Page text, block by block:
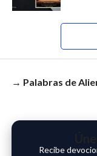
→ Palabras de
Recibe